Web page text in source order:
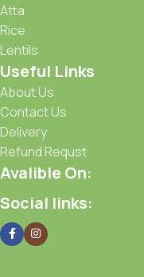
Atta
Rice
Lentils
Useful Links
About Us
Contact Us
Delivery
Refund Requst
Avalible On:
Social links: